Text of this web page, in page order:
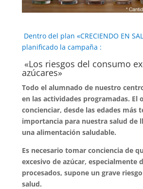
Dentro del plan «CRECIENDO EN
planificado la campaña :
«Los riesgos del consumo
azúcares»
Todo el alumnado de nuestro
en las actividades programadas. El
concienciar, desde las edades más
importancia para nuestra salud de
una alimentación saludable.
Es necesario tomar conciencia de
excesivo de azúcar, especialmente
procesados, supone un grave
salud.